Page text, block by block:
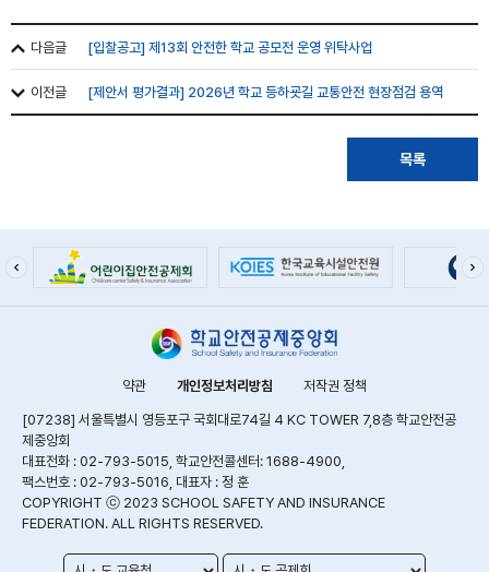
다음글 [입찰공고] 제13회 안전한 학교 공모전 운영 위탁사업
이전글 [제안서 평가결과] 2026년 학교 등하굣길 교통안전 현장점검 용역
목록
약관 개인정보처리방침 저작권 정책
[07238] 서울특별시 영등포구 국회대로74길 4 KC TOWER 7,8층 학교안전공
제중앙회
대표전화 : 02-793-5015, 학교안전콜센터: 1688-4900,
팩스번호 : 02-793-5016, 대표자 : 정 훈
COPYRIGHT ⓒ 2023 SCHOOL SAFETY AND INSURANCE
FEDERATION. ALL RIGHTS RESERVED.